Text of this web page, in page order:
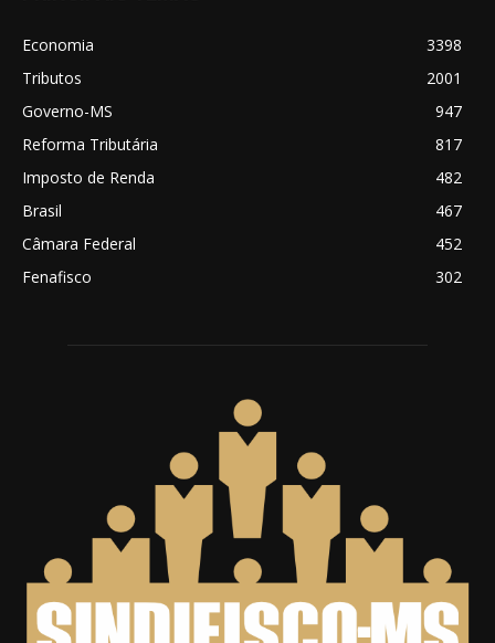
Economia
3398
Tributos
2001
Governo-MS
947
Reforma Tributária
817
Imposto de Renda
482
Brasil
467
Câmara Federal
452
Fenafisco
302